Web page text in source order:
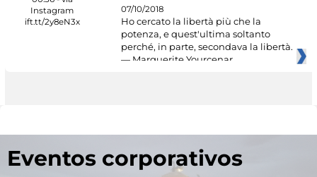
07/10/2018
Ho cercato la libertà più che la
potenza, e quest'ultima soltanto
perché, in parte, secondava la libertà.
— Marguerite Yourcenar
Eventos corporativos